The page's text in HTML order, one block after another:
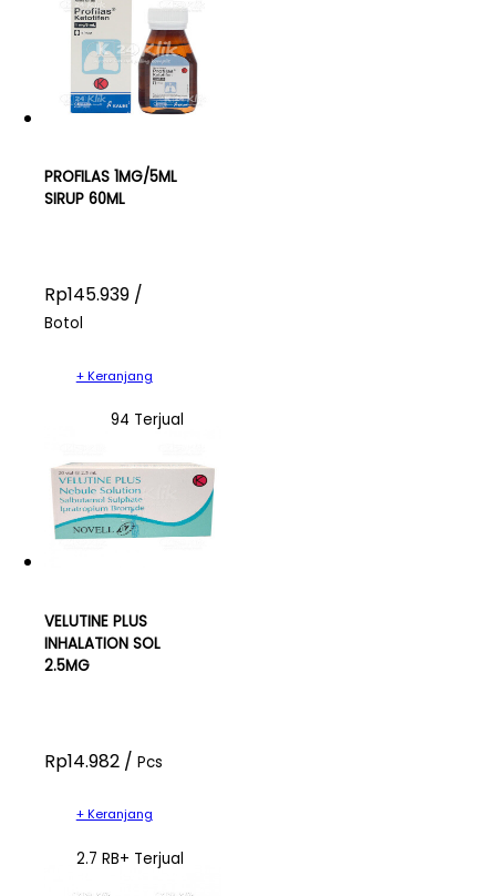
PROFILAS 1MG/5ML
SIRUP 60ML
Rp145.939 /
Botol
+ Keranjang
94 Terjual
VELUTINE PLUS
INHALATION SOL
2.5MG
Rp14.982 / Pcs
+ Keranjang
2.7 RB+ Terjual